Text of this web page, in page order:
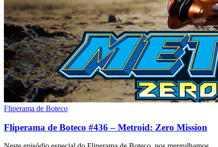
Fliperama de Boteco
Fliperama de Boteco #436 – Metroid: Zero Mission